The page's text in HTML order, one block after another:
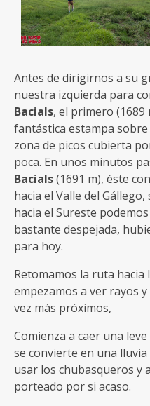
Antes de dirigirnos a su
nuestra izquierda para
Bacials, el primero
fantástica estampa
zona de picos cubierta
poca. En unos minutos
Bacials(1691 m), éste
hacia el Valle del
hacia el Sureste
bastante despejada,
para hoy.
Retomamos la ruta hacia
empezamos a ver rayos
vez más próximos,
Comienza a caer una
se convierte en una
usar los chubasqueros y
porteado por si acaso.